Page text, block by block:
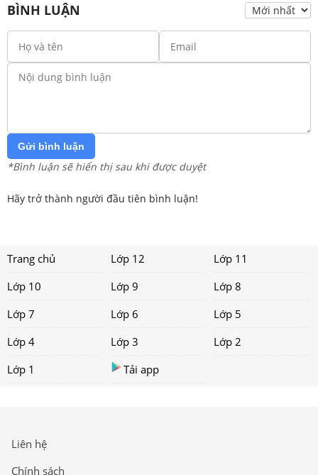
BÌNH LUẬN
Gửi bình luận
*Bình luận sẽ hiển thị sau khi được duyệt
Hãy trở thành người đầu tiên bình luận!
Trang chủ Lớp 12
Lớp 11
Lớp 10
Lớp 9
Lớp 8
Lớp 7
Lớp 6
Lớp 5
Lớp 4
Lớp 3
Lớp 2
Lớp 1
Tải app
Liên hệ
Chính sách